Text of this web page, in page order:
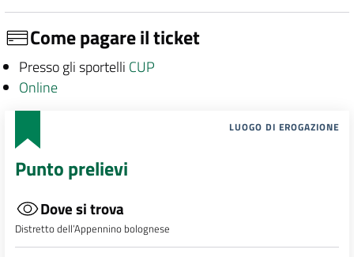
Come pagare il ticket
Presso gli sportelli CUP
Online
LUOGO DI EROGAZIONE
Punto prelievi
Dove si trova
Distretto dell’Appennino bolognese